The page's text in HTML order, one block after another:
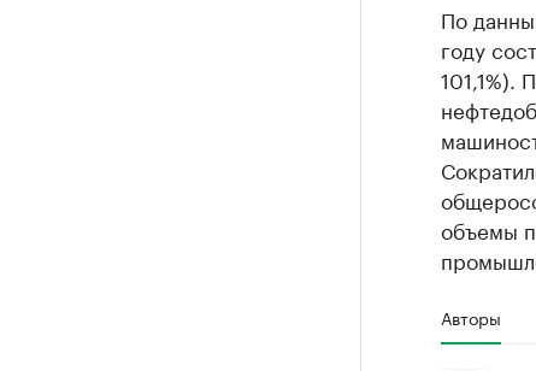
По
году
101,1%).
объемы
Авторы